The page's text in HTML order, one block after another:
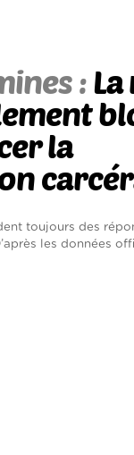
:
la
toujours des
les données